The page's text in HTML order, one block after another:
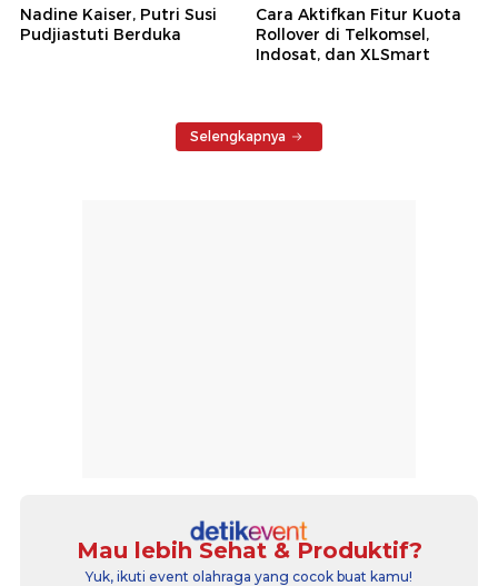
Nadine Kaiser, Putri Susi
Pudjiastuti Berduka
Cara Aktifkan Fitur Kuota
Rollover di Telkomsel,
Indosat, dan XLSmart
Selengkapnya
Mau lebih Sehat & Produktif?
Yuk, ikuti event olahraga yang cocok buat kamu!